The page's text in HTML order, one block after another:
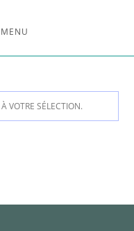
MENU
VOTRE SÉLECTION.